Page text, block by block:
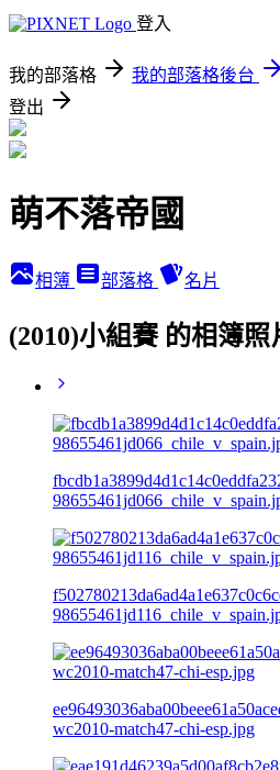
登入
我的部落格 我的部落格後台
登出
萌不落帝國
相簿 部落格 名片
(2010)小組賽 的相簿照
wc2010-match47-chi-esp.jpg